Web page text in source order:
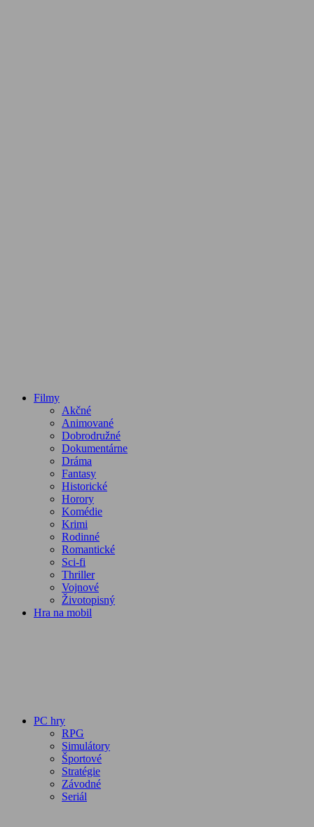
Filmy
Akčné
Animované
Dobrodružné
Dokumentárne
Dráma
Fantasy
Historické
Horory
Komédie
Krimi
Rodinné
Romantické
Sci-fi
Thriller
Vojnové
Životopisný
Hra na mobil
PC hry
RPG
Simulátory
Športové
Stratégie
Závodné
Seriál